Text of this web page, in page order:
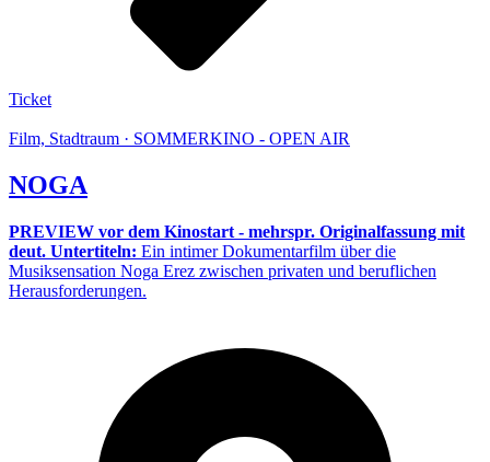
Ticket
Film, Stadtraum · SOMMERKINO - OPEN AIR
NOGA
PREVIEW vor dem Kinostart - mehrspr. Originalfassung mit
deut. Untertiteln: Ein intimer Dokumentarfilm über die
Musiksensation Noga Erez zwischen privaten und beruflichen
Herausforderungen.